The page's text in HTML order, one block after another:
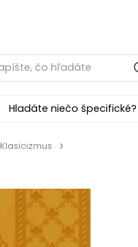
Hladáte niečo
Klasicizmus